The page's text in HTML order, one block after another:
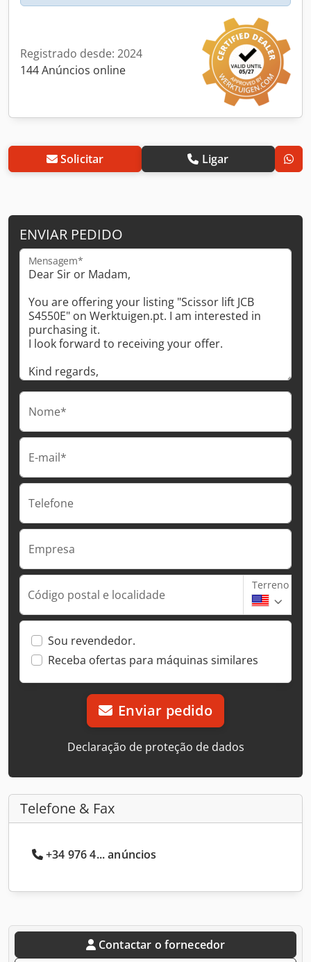
Registrado desde: 2024
144 Anúncios online
Solicitar Ligar
ENVIAR PEDIDO
Mensagem*
Nome*
E-mail*
Telefone
Empresa
Código postal e localidade
Terreno
Sou revendedor.
Receba ofertas para máquinas similares
Enviar pedido
Declaração de proteção de dados
Telefone & Fax
+34 976 4... anúncios
Contactar o fornecedor